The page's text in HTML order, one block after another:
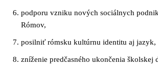
podporu vzniku nových sociálnych
Rómov,
posilniť rómsku kultúrnu identitu aj jazyk,
zníženie predčasného ukončenia školskej